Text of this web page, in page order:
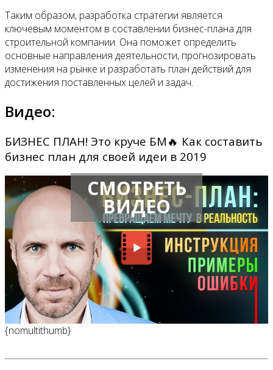
Таким образом, разработка стратегии является
ключевым моментом в составлении бизнес-плана для
строительной компании. Она поможет определить
основные направления деятельности, прогнозировать
изменения на рынке и разработать план действий для
достижения поставленных целей и задач.
Видео:
БИЗНЕС ПЛАН! Это круче БМ🔥 Как составить
бизнес план для своей идеи в 2019
СМОТРЕТЬ
ВИДЕО
{nomultithumb}